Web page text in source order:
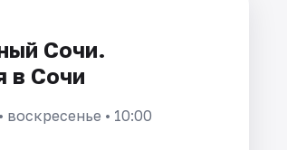
Сочи.
в Сочи
• воскресенье • 10:00